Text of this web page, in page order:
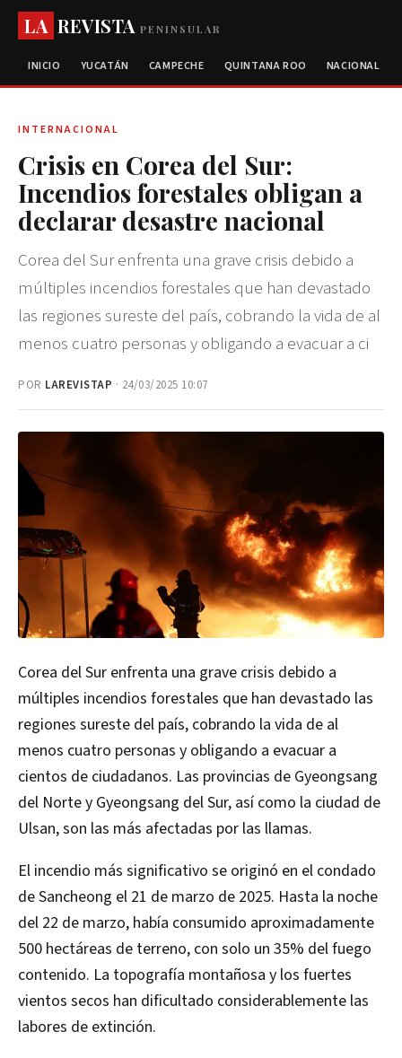
LA REVISTAPENINSULAR
INICIO YUCATÁN CAMPECHE QUINTANA ROO NACIONAL
INTERNACIONAL
Crisis en Corea del Sur:
Incendios forestales obligan a
declarar desastre nacional
Corea del Sur enfrenta una grave crisis debido a
múltiples incendios forestales que han devastado
las regiones sureste del país, cobrando la vida de al
menos cuatro personas y obligando a evacuar a ci
POR LAREVISTAP · 24/03/2025 10:07
Corea del Sur enfrenta una grave crisis debido a
múltiples incendios forestales que han devastado las
regiones sureste del país, cobrando la vida de al
menos cuatro personas y obligando a evacuar a
cientos de ciudadanos. Las provincias de Gyeongsang
del Norte y Gyeongsang del Sur, así como la ciudad de
Ulsan, son las más afectadas por las llamas. ​
El incendio más significativo se originó en el condado
de Sancheong el 21 de marzo de 2025. Hasta la noche
del 22 de marzo, había consumido aproximadamente
500 hectáreas de terreno, con solo un 35% del fuego
contenido. La topografía montañosa y los fuertes
vientos secos han dificultado considerablemente las
labores de extinción.